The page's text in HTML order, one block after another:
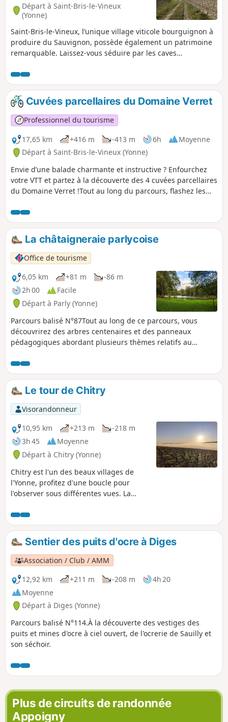
Départ à Saint-Bris-le-Vineux
(Yonne)
Saint-Bris-le-Vineux, l’unique village viticole bourguignon à
produire du Sauvignon, possède également un patrimoine
remarquable. Laissez-vous séduire par les caves
traversée dans les vignes. En chemin, ne manquez pas le
panorama exceptionnel depuis la table d’orientation du bois
« Douzein ».
Cuvées parcellaires du Domaine Verret
Professionnel du tourisme
17,65 km
+416 m -413 m 6h
Moyenne
Départ à Saint-Bris-le-Vineux (Yonne)
Envie d’une balade charmante et instructive ? Enfourchez
votre VTT et partez à la découverte des 4 cuvées parcellaires
du Domaine Verret !Tout au long du parcours, flashez les
apprendre plus sur chaque parcelle : cépage, histoire,
gestes du vigneron… Vous longerez "Les Gaudiers", mêlant
Pinot Noir et Chardonnay, puis "Les Mazelots", dominée par
le Pinot Noir, cépage star de notre Irancy éponyme.Vous
traverserez ensuite "Palotte", notre vigne la plus ancienne,
riche en secrets et en caractère, avant de rejoindre
"Veaupiary", plantée exclusivement en Sauvignon, à
l’origine de notre Saint-Bris du même nom. Une escapade
entre nature, patrimoine et passion viticole, idéale pour les
curieux et les amateurs de vin ! En effet, la randonnée
partant du parking du domaine, vous pourrez à votre retour
profiter d'une dégustation bien méritée.
La châtaigneraie parlycoise
Office de tourisme
6,05 km
+81 m
-86 m
2h 00
Facile
Départ à Parly (Yonne)
Parcours balisé N°87Tout au long de ce parcours, vous
découvrirez des arbres centenaires et des panneaux
pédagogiques abordant plusieurs thèmes relatifs au
Le tour de Chitry
Visorandonneur
10,95 km
+213 m
-218 m
3h 45
Moyenne
Départ à Chitry (Yonne)
Chitry est l'un des beaux villages de
l'Yonne, profitez d'une boucle pour
l'observer sous différentes vues. La
points de vues sur les alentours.
Sentier des puits d'ocre à Diges
Association / Club / AMM
12,92 km
+211 m -208 m
4h 20
Moyenne
Départ à Diges (Yonne)
Parcours balisé N°114.À la découverte des vestiges des
puits et mines d'ocre à ciel ouvert, de l'ocrerie de Sauilly et
son séchoir.
Plus de circuits de randonnée
Appoigny